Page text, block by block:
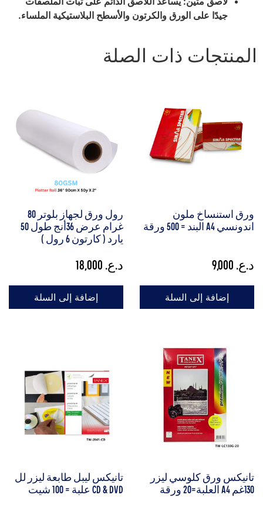
جيدًا على الورق والكرتون والأسطح البلاستيكية الملساء.
المنتجات ذات الصلة
ورق استنساخ ملون
اندونسي A4 البند = 500 ورقة
د.ع.
إضافة إلى السلة
رول ورق لجهاز بلوتر 80
غرام عرض 36أنج طول 50
يارد ( كارتون 6 رول )
د.ع.
إضافة إلى السلة
تانيكس ورق كلوسي ليزر
130غم A4 العلبة=20 ورقة
تانيكس ليبل طابعة ليزر لل
CD & DVD علبة = 100 شيت